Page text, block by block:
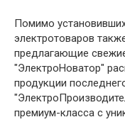
Помимо
электротоваров
предлагающие
"ЭлектроНоватор"
продукции
премиум-класса с